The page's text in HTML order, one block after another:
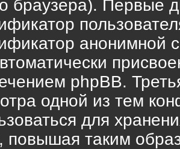
браузера). Первые
анонимной
phpBB.
одной из тем
для
повышая таким